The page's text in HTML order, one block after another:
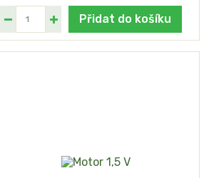
Přidat do košíku